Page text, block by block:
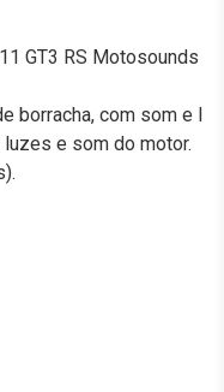
GT3 RS Motosounds
borracha, com som e l
e som do motor.